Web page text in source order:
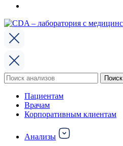
Поиск
по:
Поиск
Пациентам
Врачам
Корпоративным клиентам
Анализы